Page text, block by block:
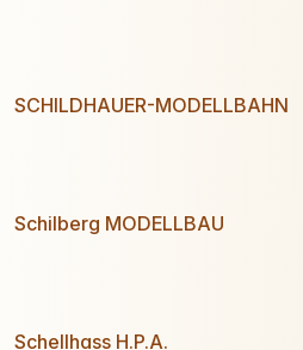
SCHILDHAUER-MODELLBAHN
Schilberg MODELLBAU
Schellhass H.P.A.